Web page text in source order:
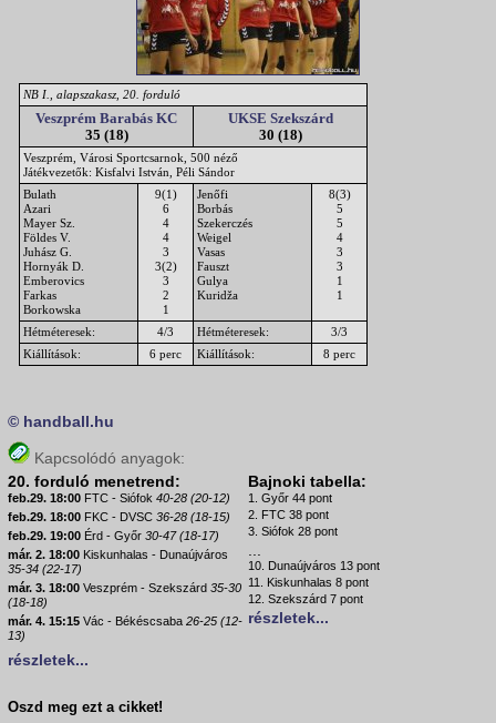
NB I., alapszakasz, 20. forduló
Veszprém Barabás KC
35 (18)
UKSE Szekszárd
30 (18)
Veszprém, Városi Sportcsarnok, 500 néző
Játékvezetők: Kisfalvi István, Péli Sándor
Bulath
Azari
Mayer Sz.
Földes V.
Juhász G.
Hornyák D.
Emberovics
Farkas
Borkowska
9(1)
6
4
4
3
3(2)
3
2
1
Jenőfi
Borbás
Szekerczés
Weigel
Vasas
Fauszt
Gulya
Kuridža
8(3)
5
5
4
3
3
1
1
Hétméteresek: 4/3 Hétméteresek:
3/3
Kiállítások:
6 perc Kiállítások: 8 perc
© handball.hu
Kapcsolódó anyagok:
20. forduló menetrend:
feb.29. 18:00 FTC - Siófok 40-28 (20-12)
feb.29. 18:00 FKC - DVSC 36-28 (18-15)
feb.29. 19:00 Érd - Győr 30-47 (18-17)
már. 2. 18:00 Kiskunhalas - Dunaújváros
35-34 (22-17)
már. 3. 18:00 Veszprém - Szekszárd 35-30
(18-18)
már. 4. 15:15 Vác - Békéscsaba 26-25 (12-
13)
részletek...
Bajnoki tabella:
1. Győr 44 pont
2. FTC 38 pont
3. Siófok 28 pont
...
10. Dunaújváros 13 pont
11. Kiskunhalas 8 pont
12. Szekszárd 7 pont
részletek...
Oszd meg ezt a cikket!